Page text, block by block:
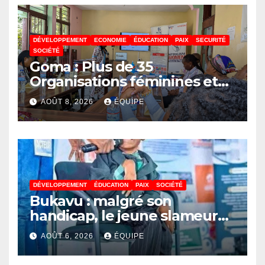
DÉVELOPPEMENT ECONOMIE ÉDUCATION PAIX
SECURITÉ
SOCIÉTÉ
Goma : Plus de 35
Organisations féminines et
associations des jeunes
réunies pour parler paix
AOÛT 8, 2026 ÉQUIPE
DÉVELOPPEMENT ÉDUCATION PAIX SOCIÉTÉ
Bukavu : malgré son
handicap, le jeune slameur
Akonkwa Kenyata Bernard
lance un appel à la solidarité
pour poursuivre ses études
AOÛT 6, 2026 ÉQUIPE